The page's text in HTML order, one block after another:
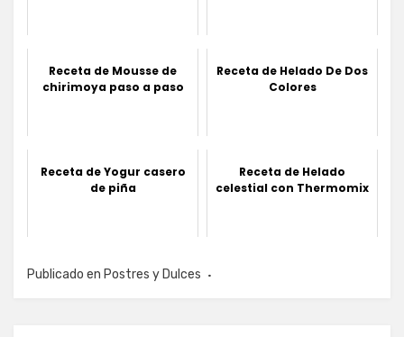
Receta de Mousse de
chirimoya paso a paso
Receta de Helado De Dos
Colores
Receta de Yogur casero
de piña
Receta de Helado
celestial con Thermomix
Publicado en Postres y Dulces